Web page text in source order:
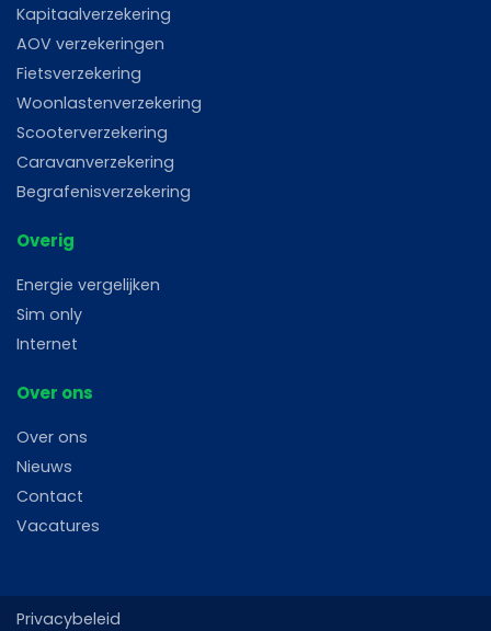
Kapitaalverzekering
AOV verzekeringen
Fietsverzekering
Woonlastenverzekering
Scooterverzekering
Caravanverzekering
Begrafenisverzekering
Overig
Energie vergelijken
Sim only
Internet
Over ons
Over ons
Nieuws
Contact
Vacatures
Privacybeleid